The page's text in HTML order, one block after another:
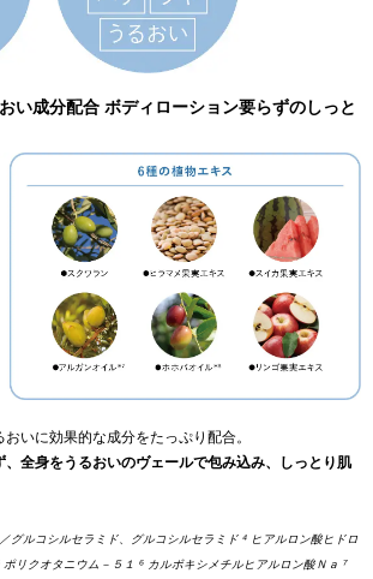
い成分配合 ボディローション要らずのしっと
いに効果的な成分をたっぷり配合。
全身をうるおいのヴェールで包み込み、しっとり肌
グルコシルセラミド、グルコシルセラミド ⁴ ヒアルロン酸ヒドロ
リクオタニウム－５１ ⁶ カルボキシメチルヒアルロン酸Ｎａ ⁷